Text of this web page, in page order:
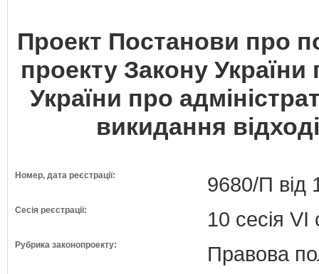
Проект Постанови про
проекту Закону
України про
викидання
Номер, дата реєстрації: 9680/П від
Сесія реєстрації: 10 сесія VI
Рубрика законопроекту: Правова